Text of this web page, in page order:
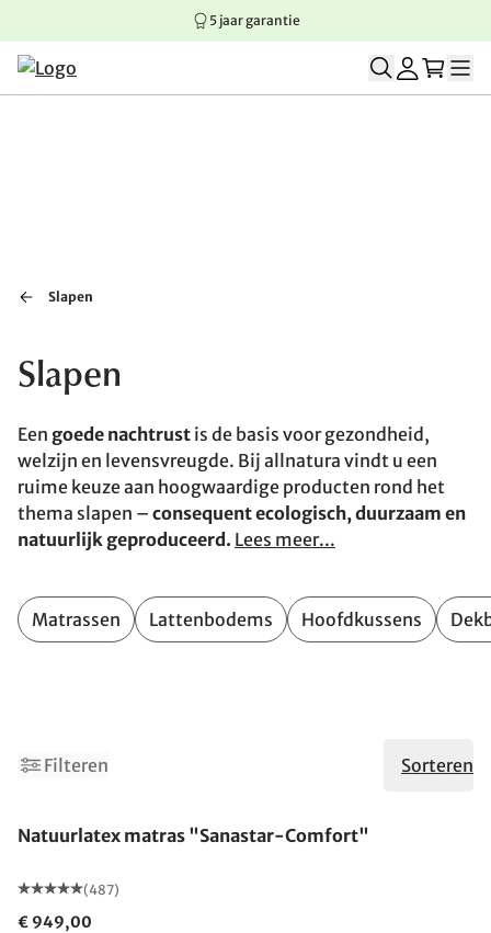
Springen naar hoofdinhoud
Springen naar hoofdnavigatie
Springen naar voettekst
5 jaar garantie
Slapen
Slapen
Een goede nachtrust is de basis voor gezondheid,
welzijn en levensvreugde. Bij allnatura vindt u een
ruime keuze aan hoogwaardige producten rond het
thema slapen – consequent ecologisch, duurzaam en
natuurlijk geproduceerd. Lees meer...
Matrassen Lattenbodems Hoofdkussens
Filteren Sorteren
Natuurlatex matras "Sanastar-Comfort"
(487)
€ 949,00
2